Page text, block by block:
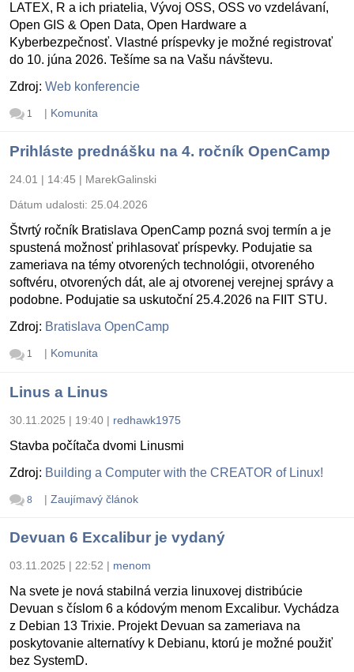
LATEX, R a ich priatelia, Vývoj OSS, OSS vo vzdelávaní,
Open GIS & Open Data, Open Hardware a
Kyberbezpečnosť. Vlastné príspevky je možné registrovať
do 10. júna 2026. Tešíme sa na Vašu návštevu.
Zdroj: Web konferencie
1 | Komunita
Prihláste prednášku na 4. ročník OpenCamp
24.01 | 14:45 | MarekGalinski
Dátum udalosti: 25.04.2026
Štvrtý ročník Bratislava OpenCamp pozná svoj termín a je
spustená možnosť prihlasovať príspevky. Podujatie sa
zameriava na témy otvorených technológii, otvoreného
softvéru, otvorených dát, ale aj otvorenej verejnej správy a
podobne. Podujatie sa uskutoční 25.4.2026 na FIIT STU.
Zdroj: Bratislava OpenCamp
1 | Komunita
Linus a Linus
30.11.2025 | 19:40 | redhawk1975
Stavba počítača dvomi Linusmi
Zdroj: Building a Computer with the CREATOR of Linux!
8 | Zaujímavý článok
Devuan 6 Excalibur je vydaný
03.11.2025 | 22:52 | menom
Na svete je nová stabilná verzia linuxovej distribúcie
Devuan s číslom 6 a kódovým menom Excalibur. Vychádza
z Debian 13 Trixie. Projekt Devuan sa zameriava na
poskytovanie alternatívy k Debianu, ktorú je možné použiť
bez SystemD.